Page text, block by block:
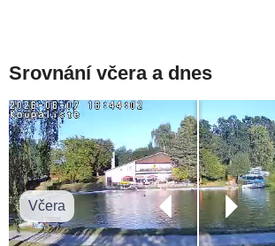
Srovnání včera a dnes
Včera